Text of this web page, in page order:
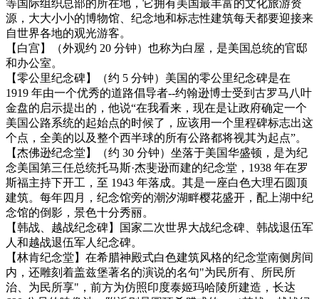
等国际组织总部的所在地，它拥有美国最丰富的文化旅游资
源，大大小小的博物馆、纪念地和标志性建筑每天都要迎接来
自世界各地的观光游客。
【白宫】（外观约 20 分钟）也称为白屋，是美国总统的官邸
和办公室。
【零公里纪念碑】（约 5 分钟）美国的零公里纪念碑是在
1919 年由一个优秀的道路倡导者--约翰逊博士受到古罗马八叶
金盘的启示提出的，他说“在我看来，现在是让政府确定一个
美国公路系统的起始点的时候了，应该用一个里程碑标志出这
个点，全美的以及整个西半球的所有公路都将视其为起点”。
【杰佛逊纪念堂】（约 30 分钟）坐落于美国华盛顿，是为纪
念美国第三任总统托马斯·杰斐逊而建的纪念堂，1938 年在罗
斯福主持下开工，至 1943 年落成。其是一座白色大理石圆顶
建筑。每年四月，纪念馆旁的潮汐湖畔樱花盛开，配上湖中纪
念馆的倒影，景色十分秀丽。
【韩战、越战纪念碑】国家二次世界大战纪念碑、韩战退伍军
人和越战退伍军人纪念碑。
【林肯纪念堂】在希腊神殿式白色建筑风格的纪念堂南侧房间
内，还雕刻着盖兹堡著名的演说的名句"为民所有、所民所
治、为民所享"，前方为仿照印度泰姬玛哈陵所建造，长达